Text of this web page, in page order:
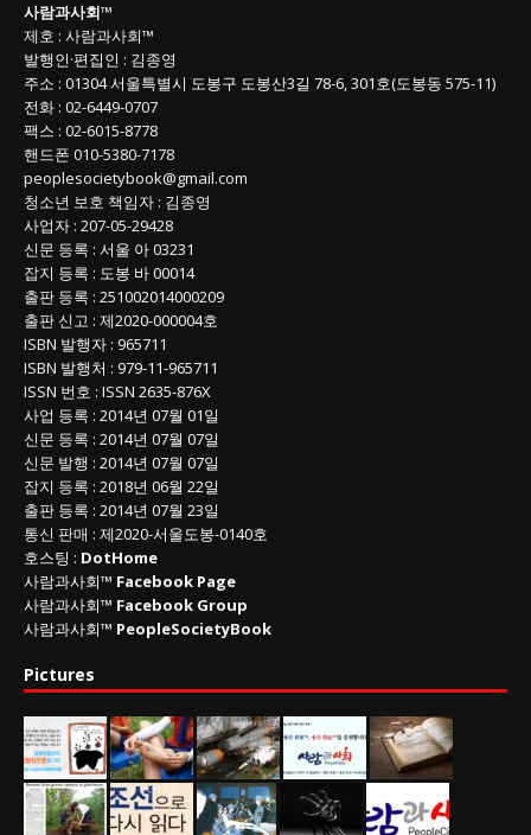
목
록
사람과사회™
제호 : 사람과사회™
발행인·편집인 : 김종영
주소 : 01304서울특별시 도봉구 도봉산3길 78-6, 301호(도봉동 575-11)
전화 : 02-6449-0707
팩스 : 02-6015-8778
핸드폰 010-5380-7178
peoplesocietybook@gmail.com
청소년 보호 책임자 : 김종영
사업자 : 207-05-29428
신문 등록 : 서울 아 03231
잡지 등록 : 도봉 바 00014
출판 등록 : 251002014000209
출판 신고 : 제2020-000004호
ISBN 발행자 : 965711
ISBN 발행처 : 979-11-965711
ISSN 번호 : ISSN 2635-876X
사업 등록 : 2014년 07월 01일
신문 등록 : 2014년 07월 07일
신문 발행 : 2014년 07월 07일
잡지 등록 : 2018년 06월 22일
출판 등록 : 2014년 07월 23일
통신 판매 : 제2020-서울도봉-0140호
호스팅 : DotHome
사람과사회™ Facebook Page
사람과사회™ Facebook Group
사람과사회™ PeopleSocietyBook
Pictures